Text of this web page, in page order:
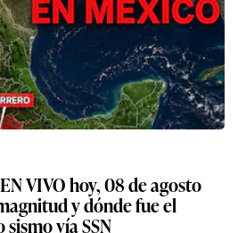
VIVO hoy, 08 de agosto
y dónde fue el
vía SSN